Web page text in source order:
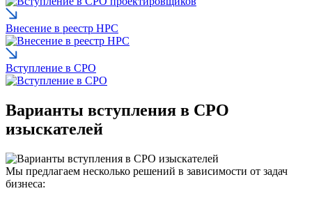
Внесение в реестр НРС
Вступление в СРО
Варианты вступления в СРО
изыскателей
Мы предлагаем несколько решений в зависимости от задач
бизнеса: